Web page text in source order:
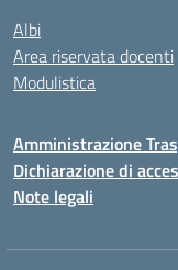
Albi
Area riservata docenti
Modulistica
Amministrazione
Dichiarazione di
Note legali